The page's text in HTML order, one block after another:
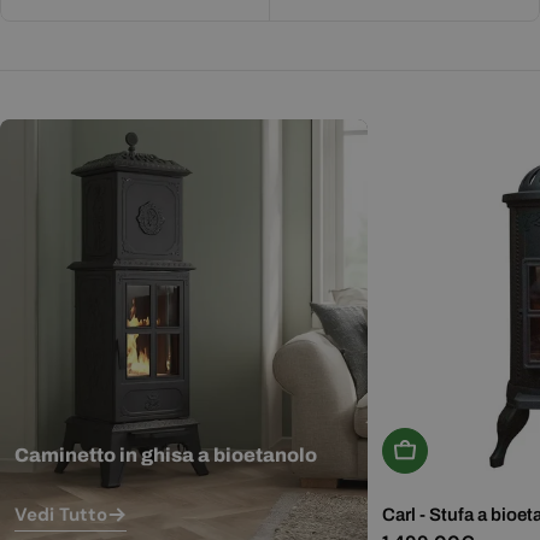
Caminetto in ghisa a bioetanolo
Vedi Tutto
Aggiungi Al
Carl - Stufa a